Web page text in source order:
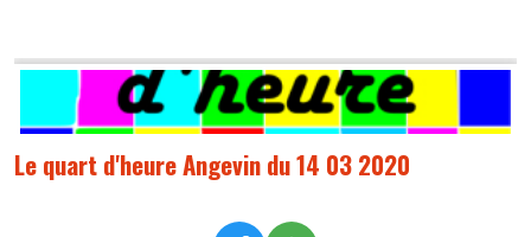
Le quart d'heure Angevin du 14 03 2020